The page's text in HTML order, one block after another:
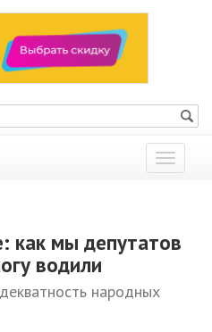
Показать
меню
как мы депутатов
водили
народных